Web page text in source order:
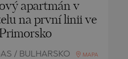
apartmán v
na první linii ve
/ BULHARSKO MAPA